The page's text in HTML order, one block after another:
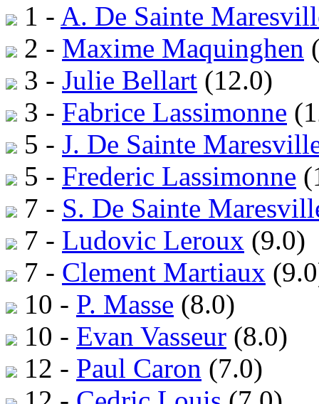
1 - A. De Sainte
2 - Maxime Maquinghen
3 - Julie Bellart (12.0)
3 - Fabrice Lassimonne
5 - J. De Sainte
5 - Frederic Lassimonne
7 - S. De Sainte
7 - Ludovic Leroux (9.0)
7 - Clement Martiaux
10 - P. Masse (8.0)
10 - Evan Vasseur (8.0)
12 - Paul Caron (7.0)